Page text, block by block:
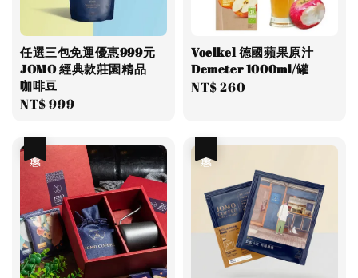
任選三包免運優惠999元
JOMO 經典款莊園精品
咖啡豆
Regular
NT$ 999
Voelkel 德國蘋果原汁
Demeter 1000ml/罐
Regular
NT$ 260